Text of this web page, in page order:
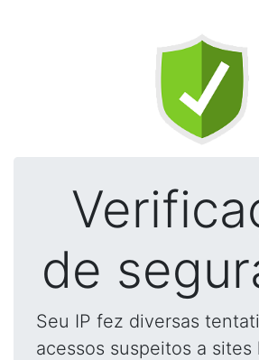
de
Seu IP fez diversas
acessos suspeitos a sites